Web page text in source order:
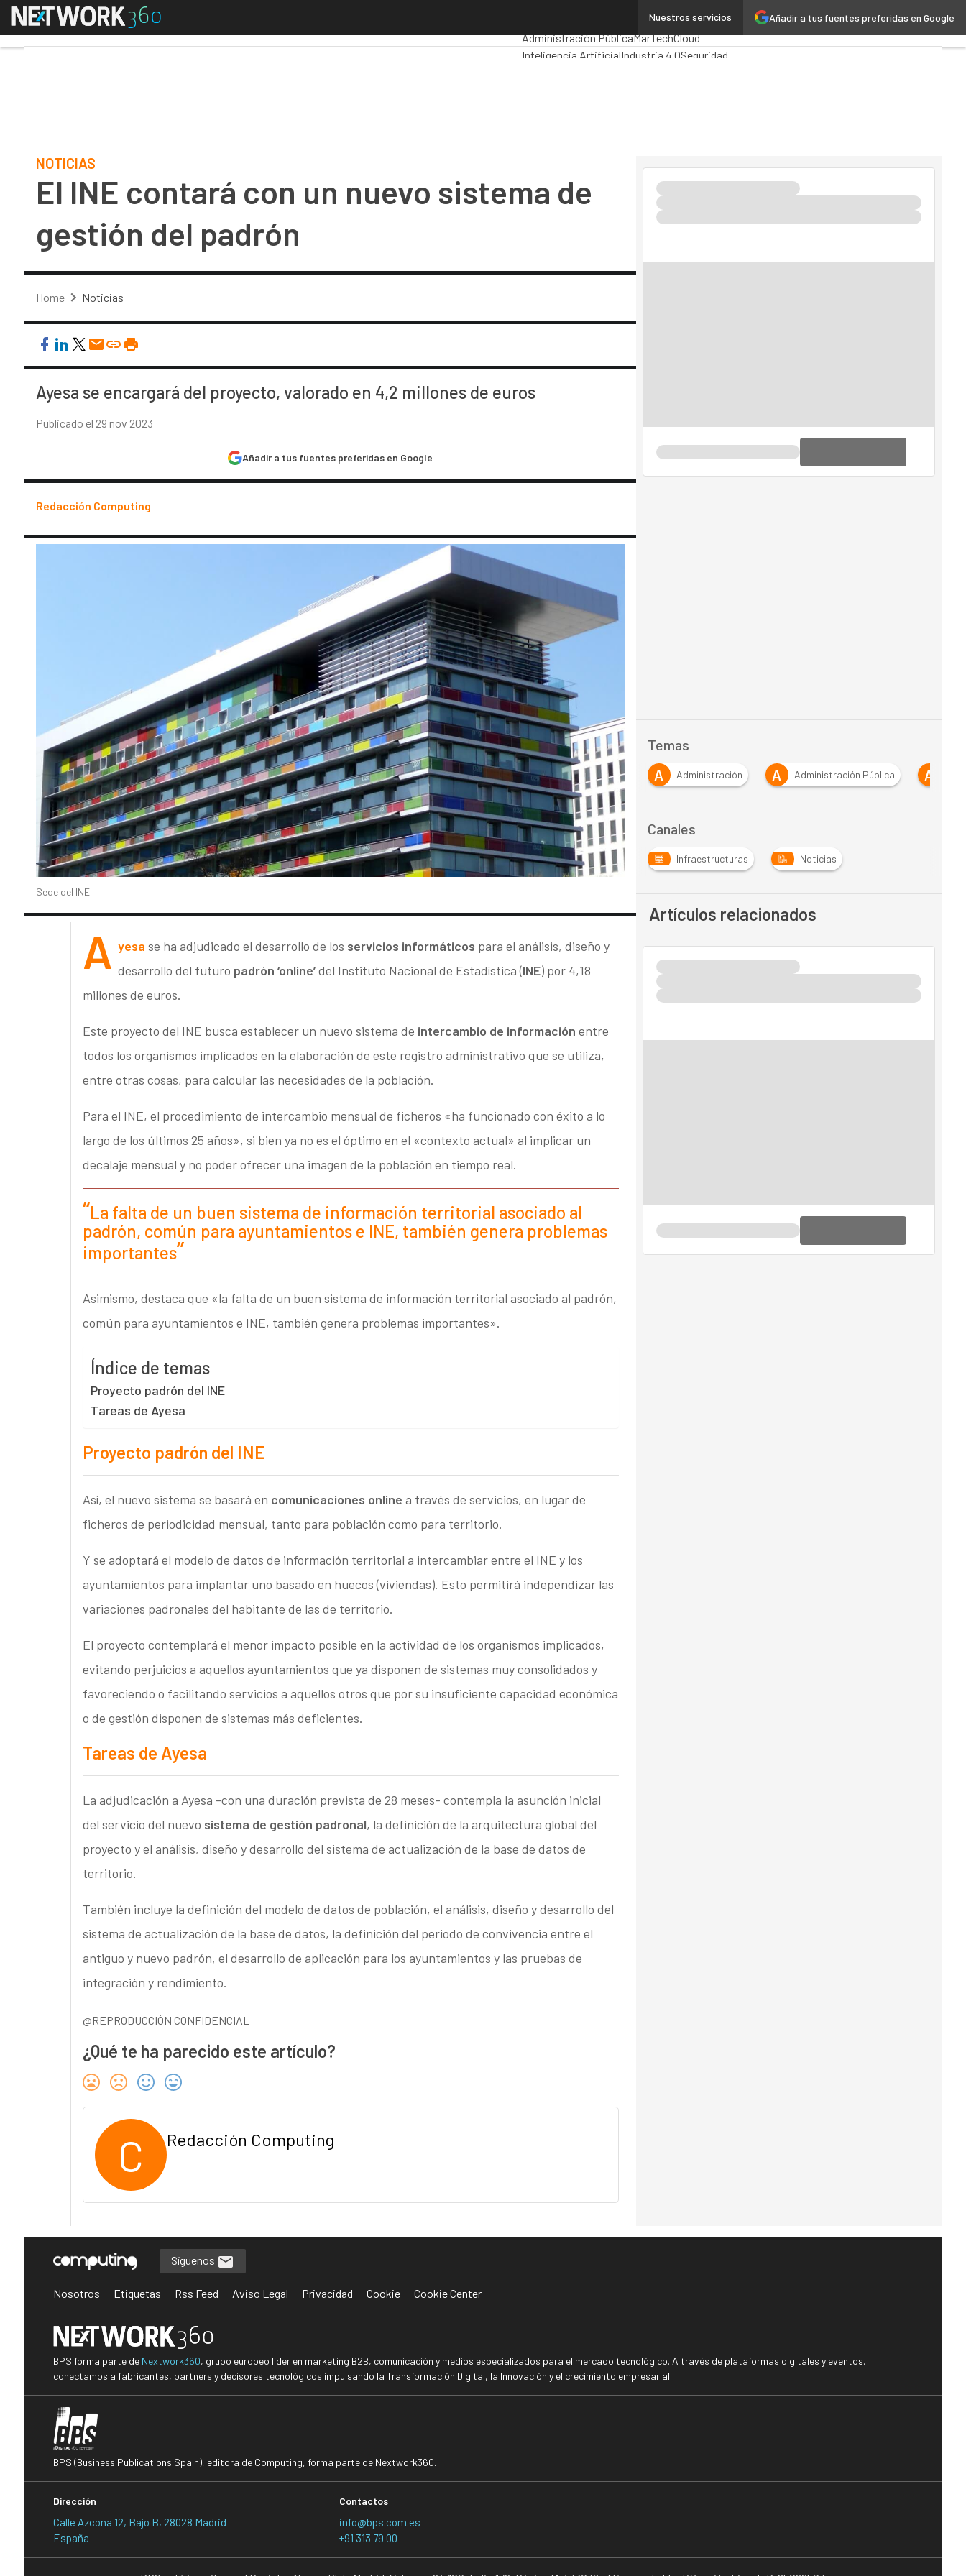
Añadir a tus fuentes preferidas en Google
Nuestros servicios
Menú
Analytics
Administración PúblicaMarTechCloud
Inteligencia ArtificialIndustria 4.0Seguridad
NOTICIAS
El INE contará con un nuevo sistema de
gestión del padrón
Home Noticias
Ayesa se encargará del proyecto, valorado en 4,2 millones de euros
Publicado el 29 nov 2023
Añadir a tus fuentes preferidas en Google
Redacción Computing
Sede del INE
A yesa se ha adjudicado el desarrollo de los servicios informáticos para el análisis, diseño y
desarrollo del futuro padrón ‘online’del Instituto Nacional de Estadística (INE) por 4,18
millones de euros.
Este proyecto del INE busca establecer un nuevo sistema de intercambio de información entre
todos los organismos implicados en la elaboración de este registro administrativo que se utiliza,
entre otras cosas, para calcular las necesidades de la población.
Para el INE, el procedimiento de intercambio mensual de ficheros «ha funcionado con éxito a lo
largo de los últimos 25 años», si bien ya no es el óptimo en el «contexto actual» al implicar un
decalaje mensual y no poder ofrecer una imagen de la población en tiempo real.
La falta de un buen sistema de información territorial asociado al
padrón, común para ayuntamientos e INE, también genera problemas
importantes
Asimismo, destaca que «la falta de un buen sistema de información territorial asociado al padrón,
común para ayuntamientos e INE, también genera problemas importantes».
Índice de temas
Proyecto padrón del INE
Tareas de Ayesa
Proyecto padrón del INE
Así, el nuevo sistema se basará en comunicaciones online a través de servicios, en lugar de
ficheros de periodicidad mensual, tanto para población como para territorio.
Y se adoptará el modelo de datos de información territorial a intercambiar entre el INE y los
ayuntamientos para implantar uno basado en huecos (viviendas). Esto permitirá independizar las
variaciones padronales del habitante de las de territorio.
El proyecto contemplará el menor impacto posible en la actividad de los organismos implicados,
evitando perjuicios a aquellos ayuntamientos que ya disponen de sistemas muy consolidados y
favoreciendo o facilitando servicios a aquellos otros que por su insuficiente capacidad económica
o de gestión disponen de sistemas más deficientes.
Tareas de Ayesa
La adjudicación a Ayesa -con una duración prevista de 28 meses- contempla la asunción inicial
del servicio del nuevo sistema de gestión padronal, la definición de la arquitectura global del
proyecto y el análisis, diseño y desarrollo del sistema de actualización de la base de datos de
territorio.
También incluye la definición del modelo de datos de población, el análisis, diseño y desarrollo del
sistema de actualización de la base de datos, la definición del periodo de convivencia entre el
antiguo y nuevo padrón, el desarrollo de aplicación para los ayuntamientos y las pruebas de
integración y rendimiento.
@REPRODUCCIÓN CONFIDENCIAL
¿Qué te ha parecido este artículo?
C Redacción Computing
Temas
A
AAPP A Administración A Administración Pública A
Canales
Infraestructuras Noticias
Artículos relacionados
Síguenos
Nosotros Etiquetas Rss Feed Aviso Legal Privacidad Cookie Cookie Center
BPS forma parte de Nextwork360, grupo europeo líder en marketing B2B, comunicación y medios especializados para el mercado tecnológico. A través de plataformas digitales y eventos,
conectamos a fabricantes, partners y decisores tecnológicos impulsando la Transformación Digital, la Innovación y el crecimiento empresarial.
BPS (Business Publications Spain), editora de Computing, forma parte de Nextwork360.
Dirección
Calle Azcona 12, Bajo B, 28028 Madrid
España
Contactos
info@bps.com.es
+91 313 79 00